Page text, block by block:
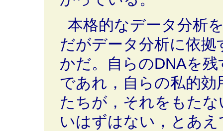
本格的なデータ分析
だがデータ分析に依
かだ。自らのDNAを
であれ，自らの私的
たちが，それをもた
いはずはない，とあ